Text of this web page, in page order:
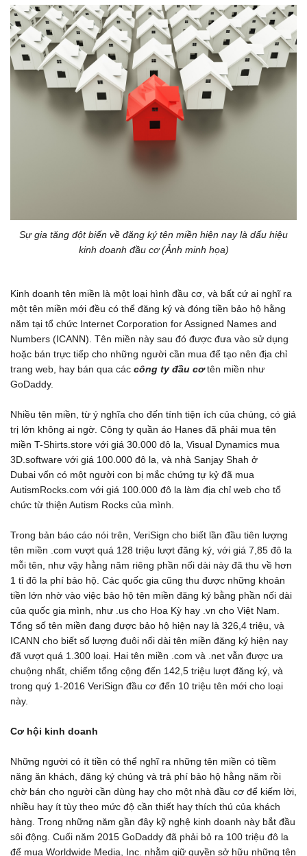
Sự gia tăng đột biến về đăng ký tên miền hiện nay là dấu hiệu
kinh doanh đầu cơ (Ảnh minh họa)
Kinh doanh tên miền là một loại hình đầu cơ, và bất cứ ai nghĩ ra
một tên miền mới đều có thể đăng ký và đóng tiền bảo hộ hằng
năm tại tổ chức Internet Corporation for Assigned Names and
Numbers (ICANN). Tên miền này sau đó được đưa vào sử dụng
hoặc bán trực tiếp cho những người cần mua để tạo nên địa chỉ
trang web, hay bán qua các công ty đầu cơtên miền như
GoDaddy.
Nhiều tên miền, từ ý nghĩa cho đến tính tiện ích của chúng, có giá
trị lớn không ai ngờ. Công ty quần áo Hanes đã phải mua tên
miền T-Shirts.store với giá 30.000 đô la, Visual Dynamics mua
3D.software với giá 100.000 đô la, và nhà Sanjay Shah ở
Dubai vốn có một người con bị mắc chứng tự kỷ đã mua
AutismRocks.com với giá 100.000 đô la làm địa chỉ web cho tổ
chức từ thiện Autism Rocks của mình.
Trong bản báo cáo nói trên, VeriSign cho biết lần đầu tiên lượng
tên miền .com vượt quá 128 triệu lượt đăng ký, với giá 7,85 đô la
mỗi tên, như vậy hằng năm riêng phần nối dài này đã thu về hơn
1 tỉ đô la phí bảo hộ. Các quốc gia cũng thu được những khoản
tiền lớn nhờ vào việc bảo hộ tên miền đăng ký bằng phần nối dài
của quốc gia mình, như .us cho Hoa Kỳ hay .vn cho Việt Nam.
Tổng số tên miền đang được bảo hộ hiện nay là 326,4 triệu, và
ICANN cho biết số lượng đuôi nối dài tên miền đăng ký hiện nay
đã vượt quá 1.300 loại. Hai tên miền .com và .net vẫn được ưa
chuộng nhất, chiếm tổng cộng đến 142,5 triệu lượt đăng ký, và
trong quý 1-2016 VeriSign đầu cơ đến 10 triệu tên mới cho loại
này.
Cơ hội kinh doanh
Những người có ít tiền có thể nghĩ ra những tên miền có tiềm
năng ăn khách, đăng ký chúng và trả phí bảo hộ hằng năm rồi
chờ bán cho người cần dùng hay cho một nhà đầu cơ để kiếm lời,
nhiều hay ít tùy theo mức độ cần thiết hay thích thú của khách
hàng. Trong những năm gần đây kỹ nghệ kinh doanh này bắt đầu
sôi động. Cuối năm 2015 GoDaddy đã phải bỏ ra 100 triệu đô la
để mua Worldwide Media, Inc. nhằm giữ quyền sở hữu những tên